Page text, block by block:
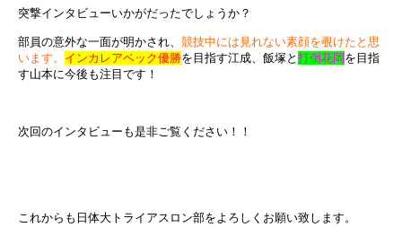
突撃インタビューいかがだったでしょうか？
部員の意外な一面が明かされ、 競技中には見れない素顔を覗けたと思
います。 インカレアベック優勝を目指す江成、飯塚と 打倒花岡 を 目指
す山本に今後も注目です！
次回のインタビューも是非ご覧ください！！
これからも日体大トライアスロン部をよろしくお願い致します。